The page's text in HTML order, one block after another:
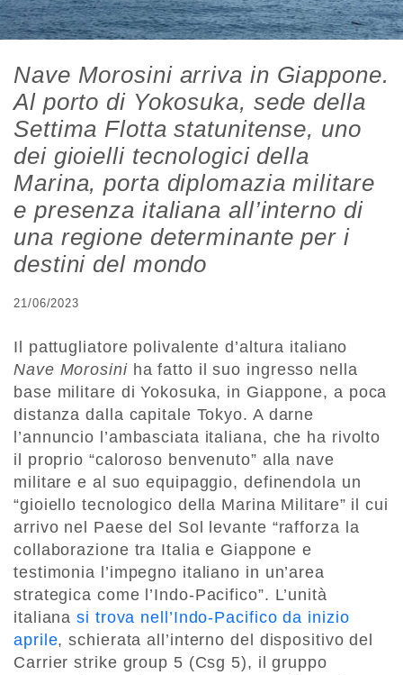
Nave Morosini arriva in Giappone.
Al porto di Yokosuka, sede della
Settima Flotta statunitense, uno
dei gioielli tecnologici della
Marina, porta diplomazia militare
e presenza italiana all’interno di
una regione determinante per i
destini del mondo
21/06/2023
Il pattugliatore polivalente d’altura italiano
Nave Morosiniha fatto il suo ingresso nella
base militare di Yokosuka, in Giappone, a poca
distanza dalla capitale Tokyo. A darne
l’annuncio l’ambasciata italiana, che ha rivolto
il proprio “caloroso benvenuto” alla nave
militare e al suo equipaggio, definendola un
“gioiello tecnologico della Marina Militare” il cui
arrivo nel Paese del Sol levante “rafforza la
collaborazione tra Italia e Giappone e
testimonia l’impegno italiano in un’area
strategica come l’Indo-Pacifico”. L’unità
italianasi trova nell’Indo-Pacifico da inizio
aprile, schierata all’interno del dispositivo del
Carrier strike group 5 (Csg 5), il gruppo